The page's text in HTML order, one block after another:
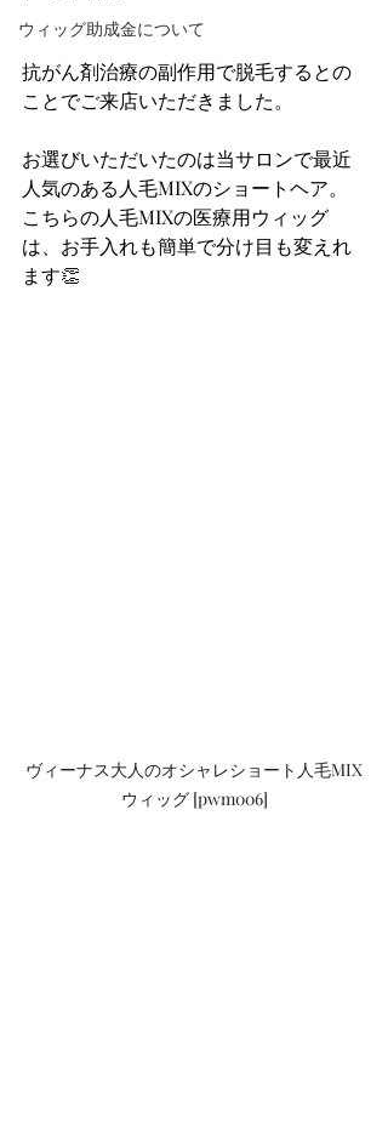
ウィッグ助成金について
抗がん剤治療の副作用で脱毛するとの
ことでご来店いただきました。
お選びいただいたのは当サロンで最近
人気のある人毛MIXのショートヘア。
こちらの人毛MIXの医療用ウィッグ
は、お手入れも簡単で分け目も変えれ
ます👏
ヴィーナス大人のオシャレショート人毛MIX
ウィッグ [pwm006]